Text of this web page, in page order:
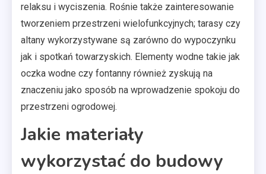
relaksu i wyciszenia. Rośnie także zainteresowanie
tworzeniem przestrzeni wielofunkcyjnych; tarasy czy
altany wykorzystywane są zarówno do wypoczynku
jak i spotkań towarzyskich. Elementy wodne takie jak
oczka wodne czy fontanny również zyskują na
znaczeniu jako sposób na wprowadzenie spokoju do
przestrzeni ogrodowej.
Jakie materiały
wykorzystać do budowy